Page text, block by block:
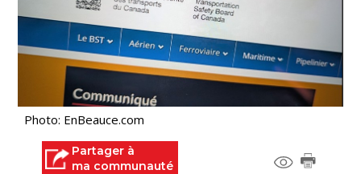
Photo: EnBeauce.com
Partager à
ma communauté